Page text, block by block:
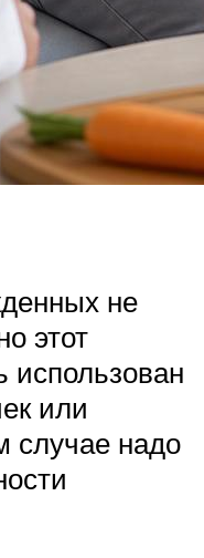
не
этот
использован
или
случае надо